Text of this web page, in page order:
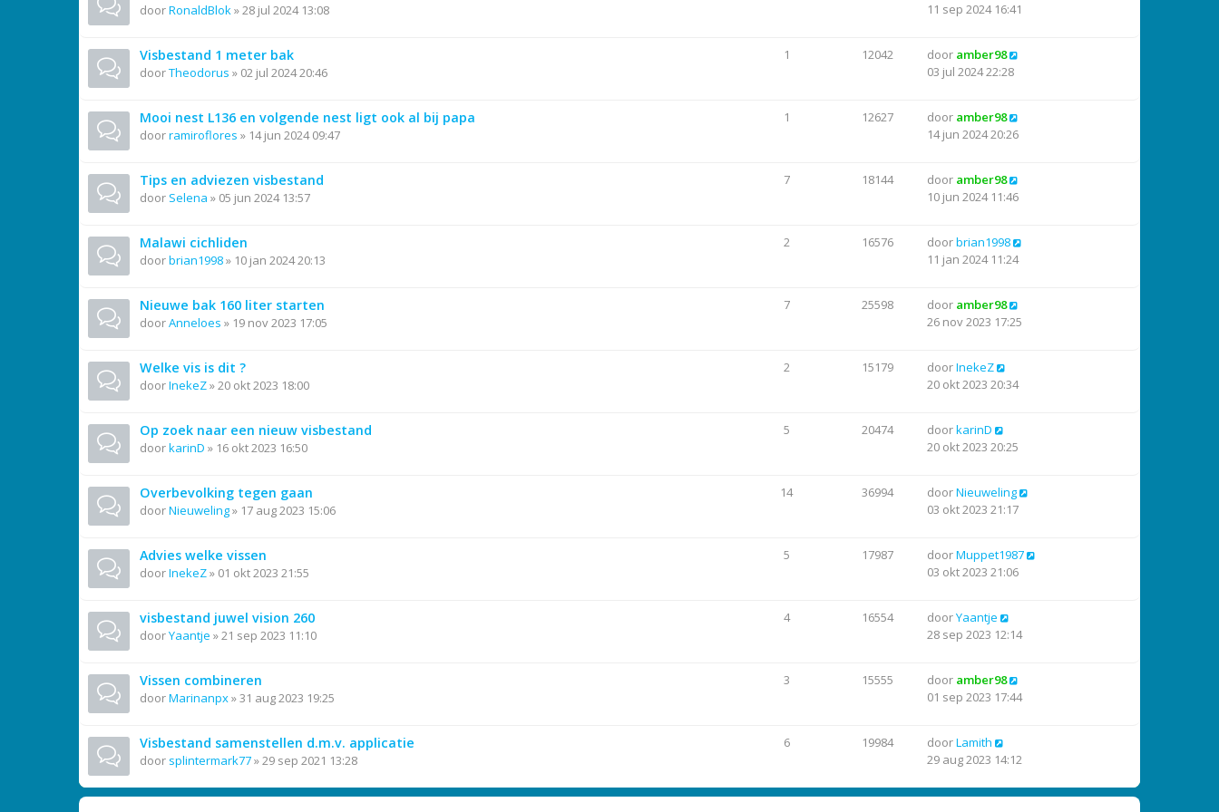
doorRonaldBlok»28 jul 2024 13:08
11 sep 2024 16:41
Visbestand 1 meter bak
doorTheodorus » 02 jul 2024 20:46
1 12042 door amber98
03 jul 2024 22:28
Mooi nest L136 en volgende nest ligt ook al bij papa
doorramiroflores » 14 jun 2024 09:47
1 12627 door amber98
14 jun 2024 20:26
Tips en adviezen visbestand
door Selena » 05 jun 2024 13:57
7 18144 door amber98
10 jun 2024 11:46
Malawi cichliden
doorbrian1998» 10 jan 2024 20:13
2 16576 doorbrian1998
11 jan 2024 11:24
Nieuwe bak 160 liter starten
doorAnneloes » 19 nov 2023 17:05
7 25598 door amber98
26 nov 2023 17:25
Welke vis is dit ?
doorInekeZ»20 okt 2023 18:00
2 15179 doorInekeZ
20 okt 2023 20:34
Op zoek naar een nieuw visbestand
doorkarinD » 16 okt 2023 16:50
5 20474 doorkarinD
20 okt 2023 20:25
Overbevolking tegen gaan
doorNieuweling» 17 aug 2023 15:06
14 36994 doorNieuweling
03 okt 2023 21:17
Advies welke vissen
doorInekeZ» 01 okt 2023 21:55
5 17987 doorMuppet1987
03 okt 2023 21:06
visbestand juwel vision 260
doorYaantje »21 sep 2023 11:10
4 16554 doorYaantje
28 sep 2023 12:14
Vissen combineren
doorMarinanpx»31 aug 2023 19:25
3 15555 door amber98
01 sep 2023 17:44
Visbestand samenstellen d.m.v. applicatie
door splintermark77»29 sep 2021 13:28
6 19984 doorLamith
29 aug 2023 14:12